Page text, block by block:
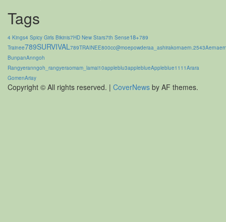
Tags
4 Kings4 Spicy Girls Bikinis7HD New Stars7th Sense18+789
Trainee789SURVIVAL 789TRAINEE800cc@moepowderaa_ashirakornaern.2543
BunpanAnngoh
Rangyeranngoh_rangyeraomam_lamai10appleblu3appleblueAppleblue1111Arara
GomenAriay
Copyright © All rights reserved. | CoverNews by AF themes.